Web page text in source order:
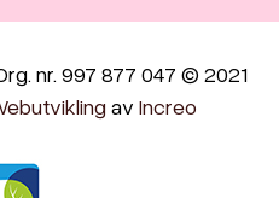
nr. 997 877 047 © 2021
av Increo